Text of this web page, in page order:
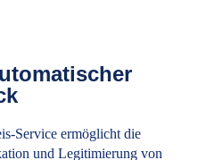
Service ermöglicht die
und Legitimierung von